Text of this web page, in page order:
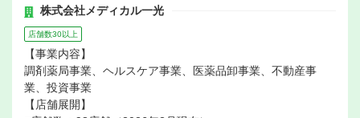
株式会社メディカル一光
店舗数30以上
【事業内容】
調剤薬局事業、ヘルスケア事業、医薬品卸事業、不動産事
業、投資事業
【店舗展開】